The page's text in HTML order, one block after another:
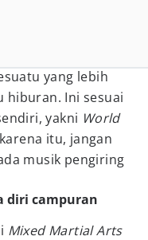
yang lebih
hiburan. Ini sesuai
yakni World
itu, jangan
musik pengiring
diri campuran
Mixed Martial Arts